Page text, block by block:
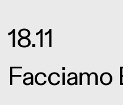
18.11
Facciamo